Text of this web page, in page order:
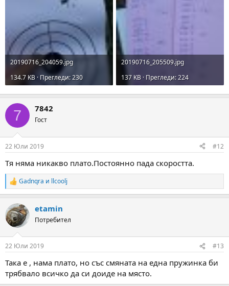
20190716_204059.jpg
134.7 KB · Прегледи: 230
20190716_205509.jpg
137 KB · Прегледи: 224
7 7842
Гост
22 Юли 2019 #12
Тя няма никакво плато.Постоянно пада скоростта.
R
e
c
t
i
s
Gadnqra и llcoolj
etamin
Потребител
22 Юли 2019 #13
Така е , нама плато, но със смяната на една пружинка би
трябвало всичко да си доиде на място.